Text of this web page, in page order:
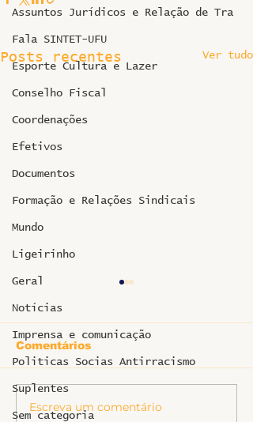
Assuntos Jurídicos e Relação de Tra
Fala SINTET-UFU
Esporte Cultura e Lazer
Conselho Fiscal
Coordenações
Efetivos
Documentos
Formação e Relações Sindicais
Mundo
Ligeirinho
Geral
Notícias
Imprensa e comunicação
Politicas Socias Antirracismo
Suplentes
Sem categoria
Posts recentes Ver tudo
Comentários
Escreva um comentário